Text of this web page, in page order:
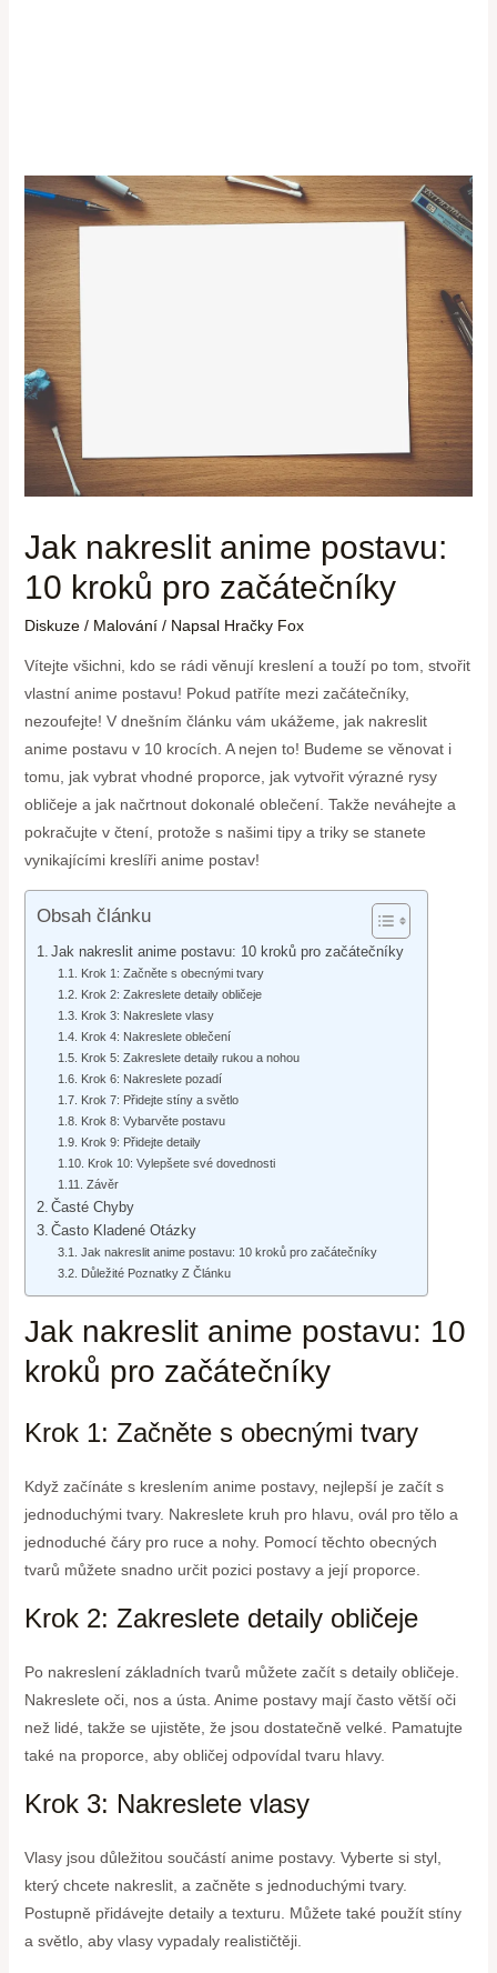
Jak nakreslit anime postavu:
10 kroků pro začátečníky
Diskuze / Malování/ Napsal Hračky Fox
Vítejte všichni, kdo se rádi věnují kreslení a touží po tom, stvořit
vlastní anime postavu! Pokud patříte mezi začátečníky,
nezoufejte! V dnešním článku vám ukážeme, jak nakreslit
anime postavu v 10 krocích. A nejen to! Budeme se věnovat i
tomu, jak vybrat vhodné proporce, jak vytvořit výrazné rysy
obličeje a jak načrtnout dokonalé oblečení. Takže neváhejte a
pokračujte v čtení, protože s našimi tipy a triky se stanete
vynikajícími kreslíři anime postav!
Obsah článku
Jak nakreslit anime postavu: 10 kroků pro začátečníky
Krok 1: Začněte s obecnými tvary
Krok 2: Zakreslete detaily obličeje
Krok 3: Nakreslete vlasy
Krok 4: Nakreslete oblečení
Krok 5: Zakreslete detaily rukou a nohou
Krok 6: Nakreslete pozadí
Krok 7: Přidejte stíny a světlo
Krok 8: Vybarvěte postavu
Krok 9: Přidejte detaily
Krok 10: Vylepšete své dovednosti
Závěr
Časté Chyby
Často Kladené Otázky
Jak nakreslit anime postavu: 10 kroků pro začátečníky
Důležité Poznatky Z Článku
Jak nakreslit anime postavu: 10
kroků pro začátečníky
Krok 1: Začněte s obecnými tvary
Když začínáte s kreslením anime postavy, nejlepší je začít s
jednoduchými tvary. Nakreslete kruh pro hlavu, ovál pro tělo a
jednoduché čáry pro ruce a nohy. Pomocí těchto obecných
tvarů můžete snadno určit pozici postavy a její proporce.
Krok 2: Zakreslete detaily obličeje
Po nakreslení základních tvarů můžete začít s detaily obličeje.
Nakreslete oči, nos a ústa. Anime postavy mají často větší oči
než lidé, takže se ujistěte, že jsou dostatečně velké. Pamatujte
také na proporce, aby obličej odpovídal tvaru hlavy.
Krok 3: Nakreslete vlasy
Vlasy jsou důležitou součástí anime postavy. Vyberte si styl,
který chcete nakreslit, a začněte s jednoduchými tvary.
Postupně přidávejte detaily a texturu. Můžete také použít stíny
a světlo, aby vlasy vypadaly realističtěji.